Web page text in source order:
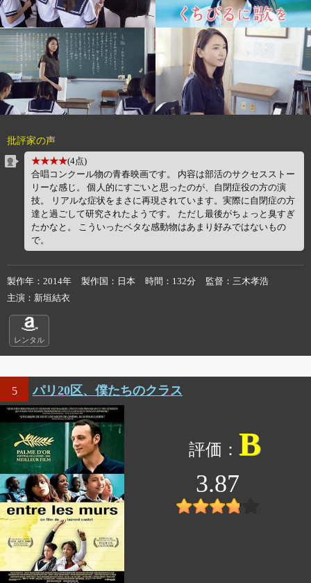
批評家の声
★★★★(4点)
合唱コンクール物の青春映画です。 内容は部活のサクセスストー
リーな感じ。 個人的にすごいと思ったのが、自閉症役の方の演
技。 リアルな症状をまさに再現されています。実際に自閉症の方
達と過ごして研究されたようです。 ただし最後がちょっと臭すぎ
たかなと。 こういったベタな感動物はあまり好みではないもの
で。
製作年 2014年 製作国 日本 時間 132分 監督
三木孝浩
主演
新垣結衣
レンタル
5 パリ20区、僕たちのクラス
B
3.87